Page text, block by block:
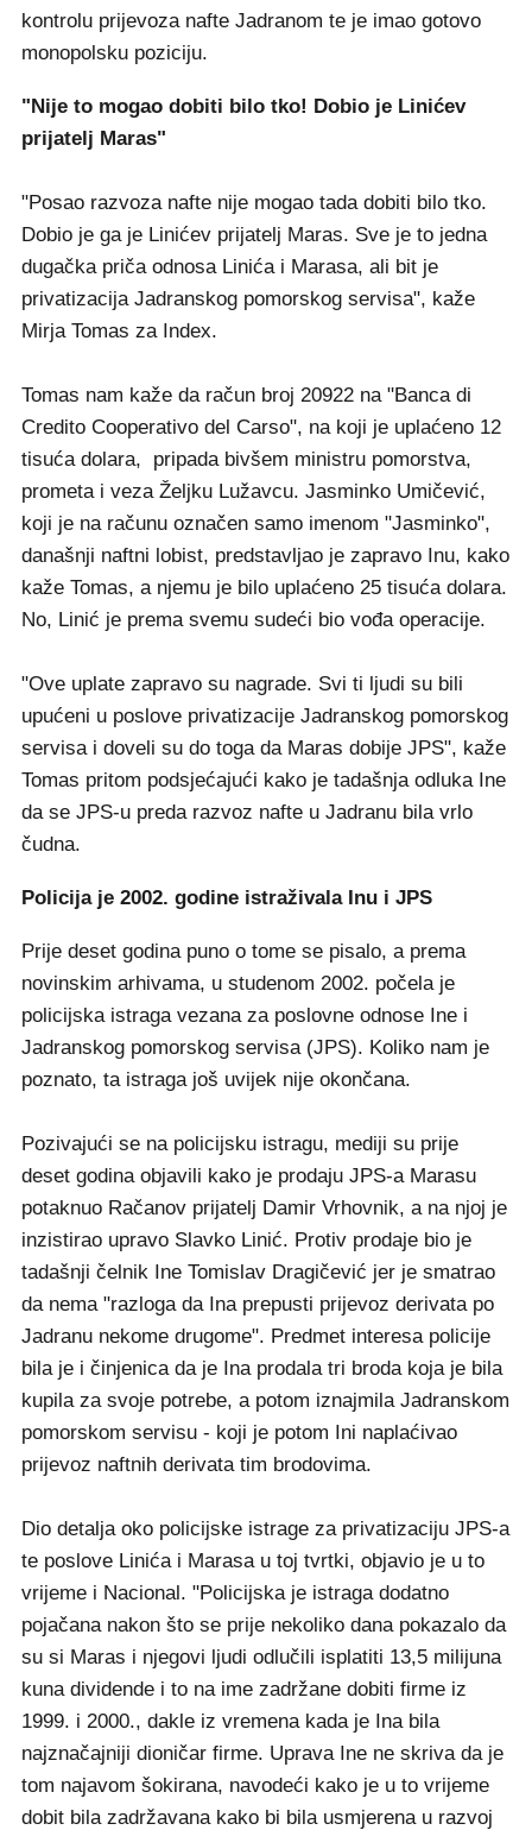
kontrolu prijevoza nafte Jadranom te je imao gotovo
monopolsku poziciju.
"Nije to mogao dobiti bilo tko! Dobio je Linićev
prijatelj Maras"
"Posao razvoza nafte nije mogao tada dobiti bilo tko.
Dobio je ga je Linićev prijatelj Maras. Sve je to jedna
dugačka priča odnosa Linića i Marasa, ali bit je
privatizacija Jadranskog pomorskog servisa", kaže
Mirja Tomas za Index.
Tomas nam kaže da račun broj 20922 na "Banca di
Credito Cooperativo del Carso", na koji je uplaćeno 12
tisuća dolara, pripada bivšem ministru pomorstva,
prometa i veza Željku Lužavcu. Jasminko Umičević,
koji je na računu označen samo imenom "Jasminko",
današnji naftni lobist, predstavljao je zapravo Inu, kako
kaže Tomas, a njemu je bilo uplaćeno 25 tisuća dolara.
No, Linić je prema svemu sudeći bio vođa operacije.
"Ove uplate zapravo su nagrade. Svi ti ljudi su bili
upućeni u poslove privatizacije Jadranskog pomorskog
servisa i doveli su do toga da Maras dobije JPS", kaže
Tomas pritom podsjećajući kako je tadašnja odluka Ine
da se JPS-u preda razvoz nafte u Jadranu bila vrlo
čudna.
Policija je 2002. godine istraživala Inu i JPS
Prije deset godina puno o tome se pisalo, a prema
novinskim arhivama, u studenom 2002. počela je
policijska istraga vezana za poslovne odnose Ine i
Jadranskog pomorskog servisa (JPS). Koliko nam je
poznato, ta istraga još uvijek nije okončana.
Pozivajući se na policijsku istragu, mediji su prije
deset godina objavili kako je prodaju JPS-a Marasu
potaknuo Račanov prijatelj Damir Vrhovnik, a na njoj je
inzistirao upravo Slavko Linić. Protiv prodaje bio je
tadašnji čelnik Ine Tomislav Dragičević jer je smatrao
da nema "razloga da Ina prepusti prijevoz derivata po
Jadranu nekome drugome". Predmet interesa policije
bila je i činjenica da je Ina prodala tri broda koja je bila
kupila za svoje potrebe, a potom iznajmila Jadranskom
pomorskom servisu - koji je potom Ini naplaćivao
prijevoz naftnih derivata tim brodovima.
Dio detalja oko policijske istrage za privatizaciju JPS-a
te poslove Linića i Marasa u toj tvrtki, objavio je u to
vrijeme i Nacional. "Policijska je istraga dodatno
pojačana nakon što se prije nekoliko dana pokazalo da
su si Maras i njegovi ljudi odlučili isplatiti 13,5 milijuna
kuna dividende i to na ime zadržane dobiti firme iz
1999. i 2000., dakle iz vremena kada je Ina bila
najznačajniji dioničar firme. Uprava Ine ne skriva da je
tom najavom šokirana, navodeći kako je u to vrijeme
dobit bila zadržavana kako bi bila usmjerena u razvoj